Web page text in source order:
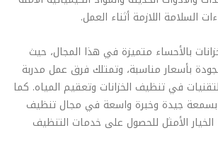
السلامة اللازمة أثناء العمل.
بالأحساء متميزة في هذا المجال، حيث
بأسعار مناسبة، وتمتلك فرق عمل مدربة
في تنظيف الخزانات وتعقيم المياه. كما
جيدة وخبرة واسعة في مجال تنظيف
الخيار الأمثل للحصول على خدمات التنظيف